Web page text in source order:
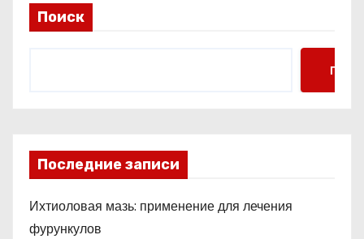
Поиск
Поиск
Последние записи
Ихтиоловая мазь: применение для лечения
фурункулов